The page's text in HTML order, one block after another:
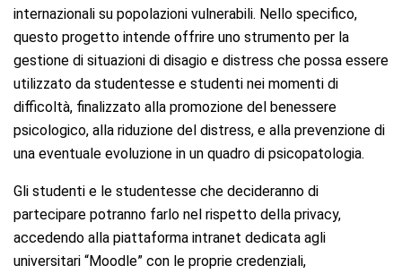
internazionali su popolazioni vulnerabili. Nello specifico,
questo progetto intende offrire uno strumento per la
gestione di situazioni di disagio e distress che possa essere
utilizzato da studentesse e studenti nei momenti di
difficoltà, finalizzato alla promozione del benessere
psicologico, alla riduzione del distress, e alla prevenzione di
una eventuale evoluzione in un quadro di psicopatologia.
Gli studenti e le studentesse che decideranno di
partecipare potranno farlo nel rispetto della privacy,
accedendo alla piattaforma intranet dedicata agli
universitari “Moodle” con le proprie credenziali,